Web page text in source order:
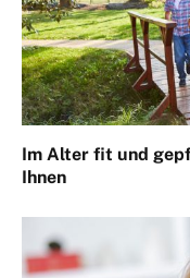
Im Alter fit und
Ihnen